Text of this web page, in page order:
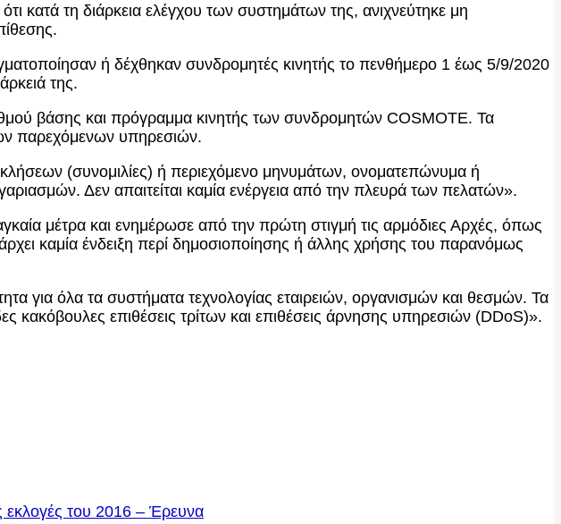
κατά τη διάρκεια ελέγχου των συστημάτων της, ανιχνεύτηκε μη
ή δέχθηκαν συνδρομητές κινητής το πενθήμερο 1 έως 5/9/2020
της.
βάσης και πρόγραμμα κινητής των συνδρομητών COSMOTE. Τα
παρεχόμενων υπηρεσιών.
κλήσεων (συνομιλίες) ή περιεχόμενο μηνυμάτων, ονοματεπώνυμα ή
Δεν απαιτείται καμία ενέργεια από την πλευρά των πελατών».
μέτρα και ενημέρωσε από την πρώτη στιγμή τις αρμόδιες Αρχές, όπως
καμία ένδειξη περί δημοσιοποίησης ή άλλης χρήσης του παρανόμως
για όλα τα συστήματα τεχνολογίας εταιρειών, οργανισμών και θεσμών. Τα
επιθέσεις τρίτων και επιθέσεις άρνησης υπηρεσιών (DDoS)».
εκλογές του 2016 – Έρευνα